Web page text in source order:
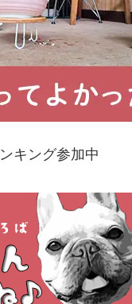
キング参加中